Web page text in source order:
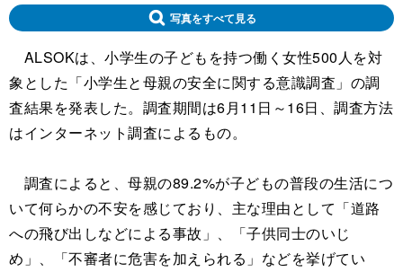
写真をすべて見る
ALSOKは、小学生の子どもを持つ働く女性500人を対
象とした「小学生と母親の安全に関する意識調査」の調
査結果を発表した。調査期間は6月11日～16日、調査方法
はインターネット調査によるもの。
調査によると、母親の89.2%が子どもの普段の生活につ
いて何らかの不安を感じており、主な理由として「道路
への飛び出しなどによる事故」、「子供同士のいじ
め」、「不審者に危害を加えられる」などを挙げてい